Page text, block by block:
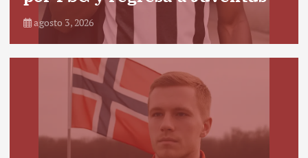
agosto 3, 2026